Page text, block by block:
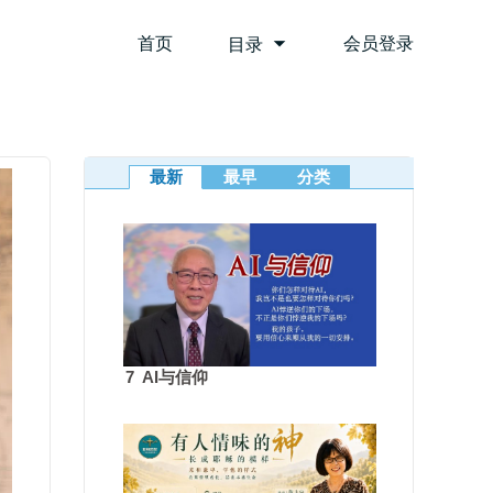
首页 目录 会员登录
最新 最早 分类
7 AI与信仰